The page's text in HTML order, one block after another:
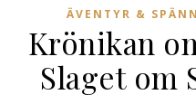
ÄVENTYR &
Krönikan
Slaget om